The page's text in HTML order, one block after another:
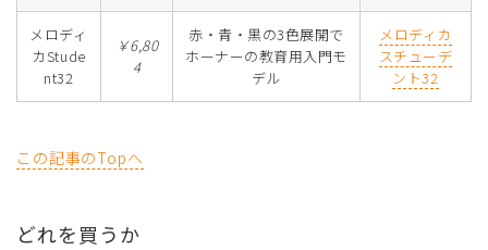
メロディ
カStude
nt32
￥6,80
4
赤・青・黒の3色展開で
ホーナーの教育用入門モ
デル
メロディカ
スチューデ
ント32
この記事のTopへ
どれを買うか